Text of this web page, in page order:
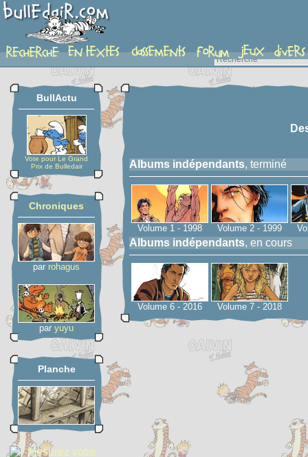
serie
BullActu
Vote pour Le Grand
Prix de Bulledair
Chroniques
par rohagus
par yuyu
Planche
Albums indépendants, terminé
Volume 1 - 1998 Volume 2 - 1999
Albums indépendants, en cours
Volume 6 - 2016 Volume 7 - 2018